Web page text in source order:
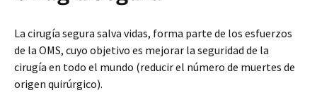
La cirugía segura salva vidas, forma parte de los esfuerzos
de la OMS, cuyo objetivo es mejorar la seguridad de la
cirugía en todo el mundo (reducir el número de muertes de
origen quirúrgico).